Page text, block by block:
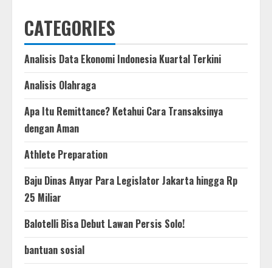
CATEGORIES
Analisis Data Ekonomi Indonesia Kuartal Terkini
Analisis Olahraga
Apa Itu Remittance? Ketahui Cara Transaksinya
dengan Aman
Athlete Preparation
Baju Dinas Anyar Para Legislator Jakarta hingga Rp
25 Miliar
Balotelli Bisa Debut Lawan Persis Solo!
bantuan sosial